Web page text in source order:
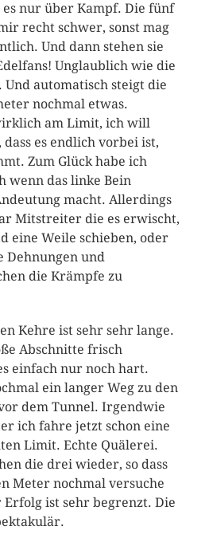
nur über Kampf. Die fünf
recht schwer, sonst mag
Und dann stehen sie
Unglaublich wie die
automatisch steigt die
nochmal etwas.
am Limit, ich will
es endlich vorbei ist,
Zum Glück habe ich
wenn das linke Bein
macht. Allerdings
Mitstreiter die es erwischt,
eine Weile schieben, oder
Dehnungen und
die Krämpfe zu
Kehre ist sehr sehr lange.
Abschnitte frisch
einfach nur noch hart.
ein langer Weg zu den
dem Tunnel. Irgendwie
ich fahre jetzt schon eine
Limit. Echte Quälerei.
die drei wieder, so dass
Meter nochmal versuche
Erfolg ist sehr begrenzt. Die